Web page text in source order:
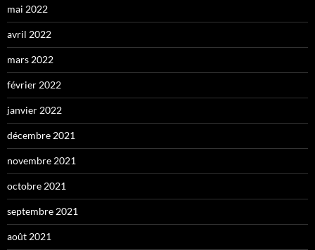
mai 2022
avril 2022
mars 2022
février 2022
janvier 2022
décembre 2021
novembre 2021
octobre 2021
septembre 2021
août 2021